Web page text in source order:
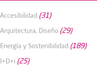
Accesibilidad (31)
Arquitectura, Diseño (29)
Energía y Sostenibilidad (189)
I+D+i (25)